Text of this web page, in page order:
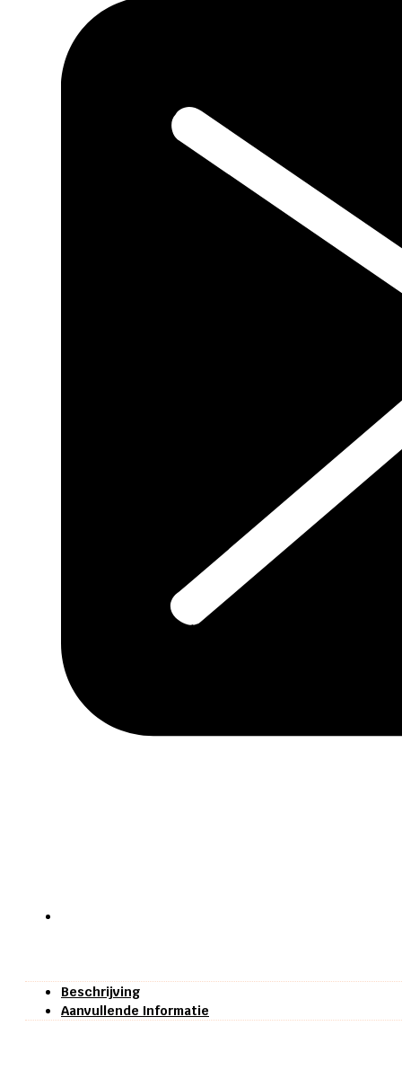
Beschrijving
Aanvullende Informatie